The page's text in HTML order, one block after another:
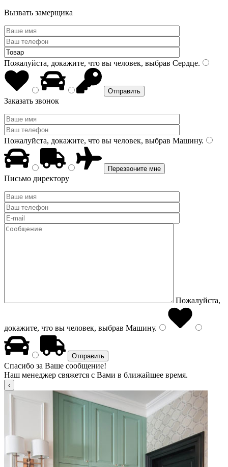
Вызвать замерщика
Пожалуйста, докажите, что вы человек, выбрав Сердце.
Заказать звонок
Пожалуйста, докажите, что вы человек, выбрав Машину.
Письмо директору
Пожалуйста,
докажите, что вы человек, выбрав Машину.
Спасибо за Ваше сообщение!
Наш менеджер свяжется с Вами в ближайшее время.